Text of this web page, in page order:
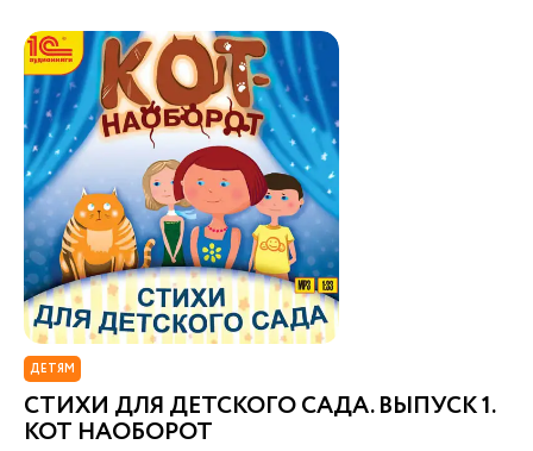
ДЕТЯМ
СТИХИ ДЛЯ ДЕТСКОГО САДА. ВЫПУСК 1.
КОТ НАОБОРОТ